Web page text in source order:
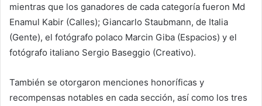
mientras que los ganadores de cada categoría fueron Md
Enamul Kabir (Calles); Giancarlo Staubmann, de Italia
(Gente), el fotógrafo polaco Marcin Giba (Espacios) y el
fotógrafo italiano Sergio Baseggio (Creativo).
También se otorgaron menciones honoríficas y
recompensas notables en cada sección, así como los tres